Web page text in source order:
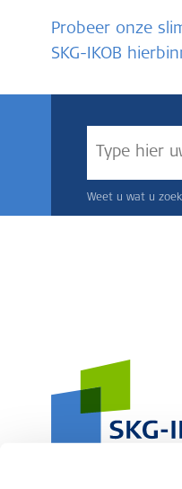
Probeer onze
SKG-IKOB
Weet u wat u